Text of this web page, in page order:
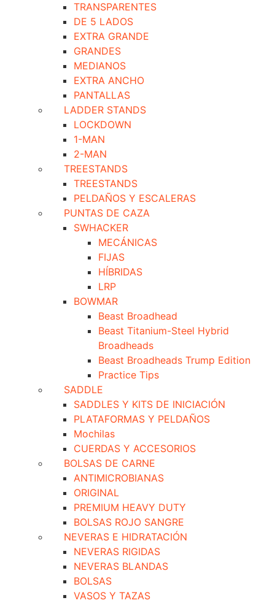
TRANSPARENTES
DE 5 LADOS
EXTRA GRANDE
GRANDES
MEDIANOS
EXTRA ANCHO
PANTALLAS
LADDER STANDS
LOCKDOWN
1-MAN
2-MAN
TREESTANDS
TREESTANDS
PELDAÑOS Y ESCALERAS
PUNTAS DE CAZA
SWHACKER
MECÁNICAS
FIJAS
HÍBRIDAS
LRP
BOWMAR
Beast Broadhead
Beast Titanium-Steel Hybrid
Broadheads
Beast Broadheads Trump Edition
Practice Tips
SADDLE
SADDLES Y KITS DE INICIACIÓN
PLATAFORMAS Y PELDAÑOS
Mochilas
CUERDAS Y ACCESORIOS
BOLSAS DE CARNE
ANTIMICROBIANAS
ORIGINAL
PREMIUM HEAVY DUTY
BOLSAS ROJO SANGRE
NEVERAS E HIDRATACIÓN
NEVERAS RIGIDAS
NEVERAS BLANDAS
BOLSAS
VASOS Y TAZAS